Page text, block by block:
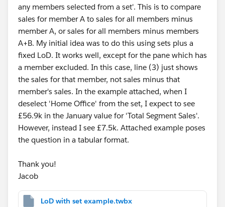
any members selected from a set'. This is to compare
sales for member A to sales for all members minus
member A, or sales for all members minus members
A+B. My initial idea was to do this using sets plus a
fixed LoD. It works well, except for the pane which has
a member excluded. In this case, line (3) just shows
the sales for that member, not sales minus that
member's sales. In the example attached, when I
deselect 'Home Office' from the set, I expect to see
£56.9k in the January value for 'Total Segment Sales'.
However, instead I see £7.5k. Attached example poses
the question in a tabular format.
Thank you!
Jacob
LoD with set example.twbx